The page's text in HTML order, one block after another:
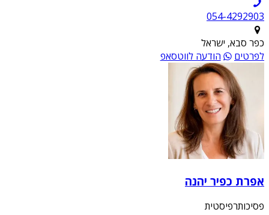
054-4292903
כפר סבא, ישראל
לפרטים
הודעה לווטסאפ
אפרת כפיר יהנה
פסיכותרפיסטית